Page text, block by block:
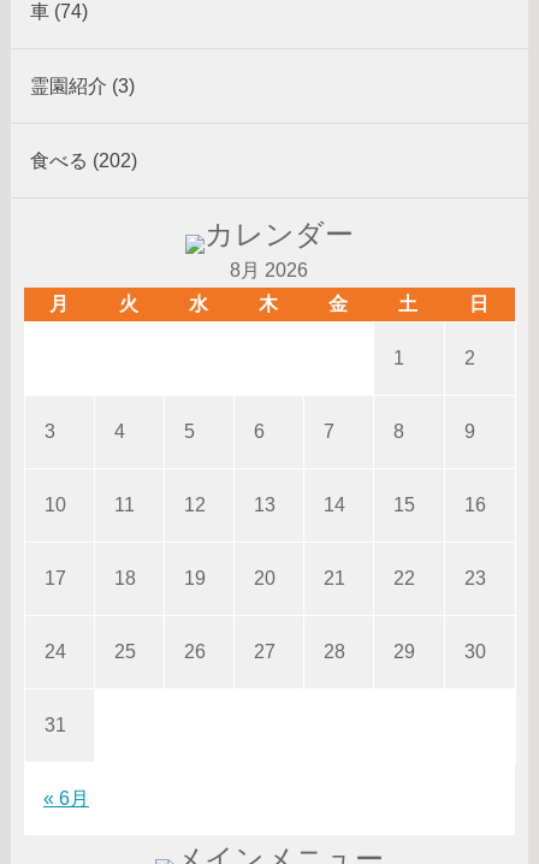
車 (74)
霊園紹介 (3)
食べる (202)
8月 2026
月
火 水 木 金 土 日
« 6月
1 2
3 4 5 6 7 8 9
10 11 12 13 14 15 16
17 18 19 20 21 22 23
24 25 26 27 28 29 30
31